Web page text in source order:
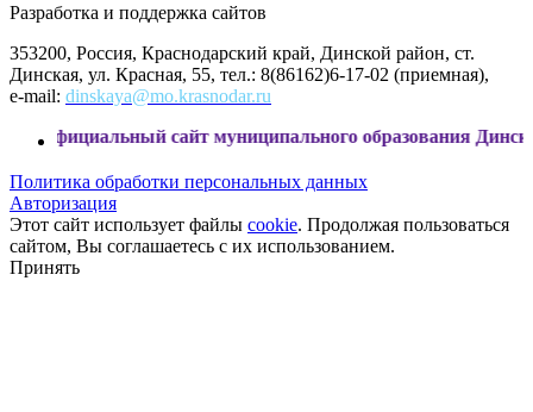
Разработка и поддержка сайтов
353200, Россия, Краснодарский край, Динской район, ст.
Динская, ул. Красная, 55, тел.: 8(86162)6-17-02 (приемная),
e-mail: dinskaya@mo.krasnodar.ru
сайт муниципального образования Динской район
Политика обработки персональных данных
Авторизация
Этот сайт использует файлы cookie. Продолжая пользоваться
сайтом, Вы соглашаетесь с их использованием.
Принять